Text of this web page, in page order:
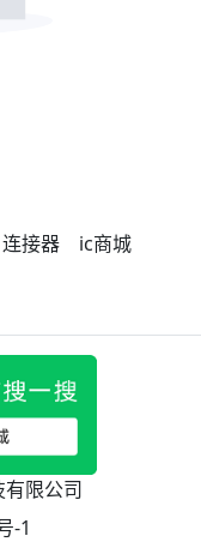
连接器
ic商城
限公司
-1